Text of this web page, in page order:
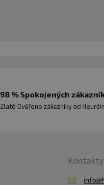
98 % Spokojených
Zlaté Ověřeno zákazníky od
Kontakty